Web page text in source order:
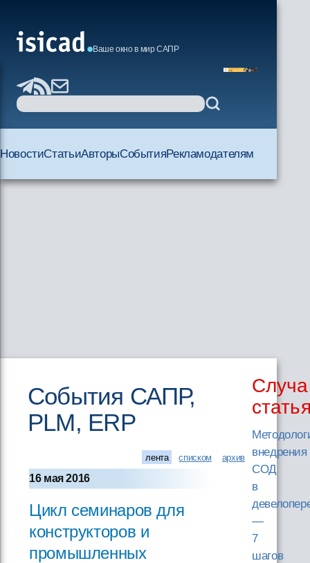
Ваше окно в мир САПР
НовостиСтатьиАвторыСобытияРекламодателям
События САПР,
PLM, ERP
лента списком архив
16 мая 2016
Цикл семинаров для
конструкторов и
промышленных
внедрения
СОД
в
—
7
шагов